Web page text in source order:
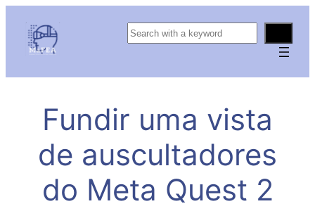
S
Fundir uma vista
de auscultadores
do Meta Quest 2